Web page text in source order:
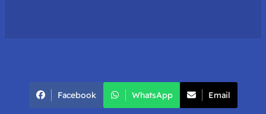
Facebook WhatsApp Email